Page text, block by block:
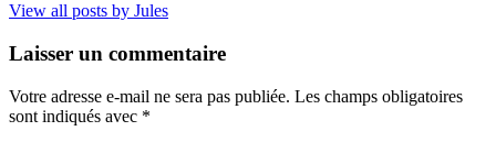
View all posts by Jules
Laisser un commentaire
Votre adresse e-mail ne sera pas publiée. Les champs obligatoires
sont indiqués avec *